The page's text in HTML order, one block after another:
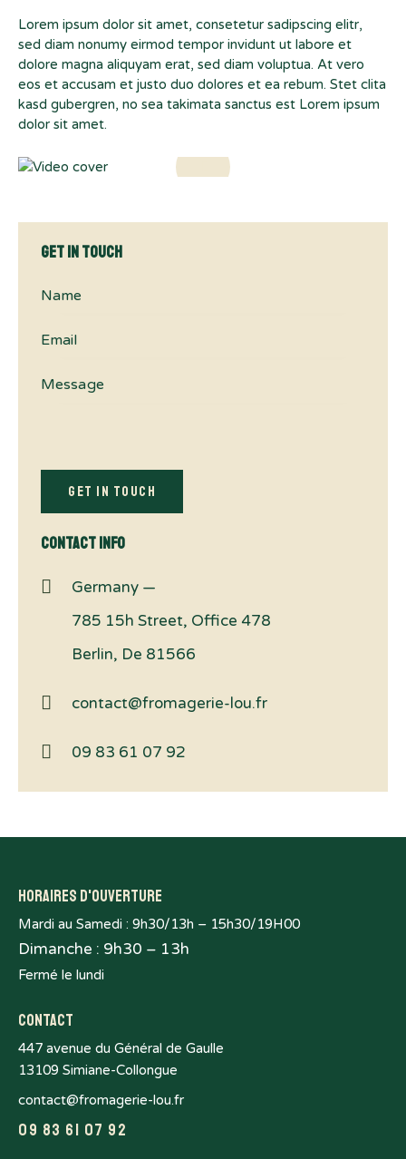
Lorem ipsum dolor sit amet, consetetur sadipscing elitr,
sed diam nonumy eirmod tempor invidunt ut labore et
dolore magna aliquyam erat, sed diam voluptua. At vero
eos et accusam et justo duo dolores et ea rebum. Stet clita
kasd gubergren, no sea takimata sanctus est Lorem ipsum
dolor sit amet.
Get in Touch
Contact Info
Germany —
785 15h Street, Office 478
Berlin, De 81566
contact@fromagerie-lou.fr
09 83 61 07 92
Horaires d'ouverture
Mardi au Samedi : 9h30/13h – 15h30/19H00
Dimanche : 9h30 – 13h
Fermé le lundi
Contact
447 avenue du Général de Gaulle
13109 Simiane-Collongue
contact@fromagerie-lou.fr
09 83 61 07 92